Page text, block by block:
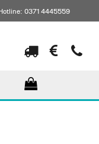
Hotline: 0371 4445559